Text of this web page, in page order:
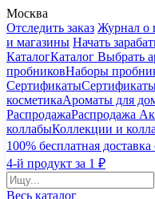
Москва
Отследить заказ Журнал о
и магазины Начать
КаталогКаталог Выбрать
пробниковНаборы
Сертификаты
косметикаАроматы для
РаспродажаРаспродажа
коллабыКоллекции и
100% бесплатная
4-й продукт за 1 ₽
Весь каталог